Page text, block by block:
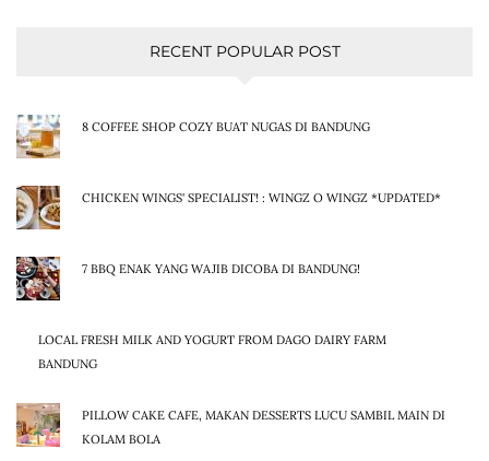
RECENT POPULAR POST
8 COFFEE SHOP COZY BUAT NUGAS DI BANDUNG
CHICKEN WINGS' SPECIALIST! : WINGZ O WINGZ *UPDATED*
7 BBQ ENAK YANG WAJIB DICOBA DI BANDUNG!
LOCAL FRESH MILK AND YOGURT FROM DAGO DAIRY FARM
BANDUNG
PILLOW CAKE CAFE, MAKAN DESSERTS LUCU SAMBIL MAIN DI
KOLAM BOLA